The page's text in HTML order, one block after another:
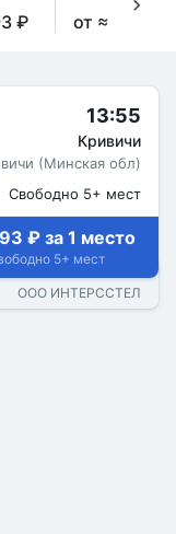
₽ от ≈ 111.93
13:55
Кривичи
(Минская обл)
Свободно 5+ мест
₽ за 1 место
5+ мест
ООО ИНТЕРССТЕЛ